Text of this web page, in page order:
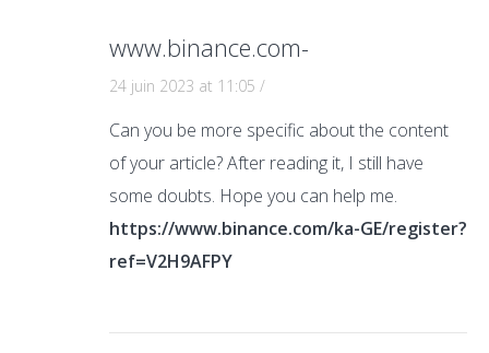
www.binance.com-
24 juin 2023 at 11:05 /
Can you be more specific about the content
of your article? After reading it, I still have
some doubts. Hope you can help me.
https://www.binance.com/ka-GE/register?
ref=V2H9AFPY